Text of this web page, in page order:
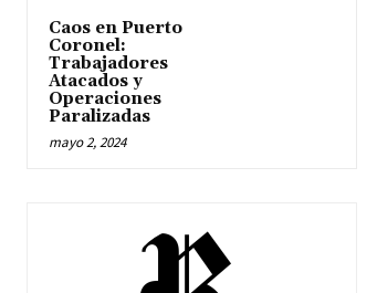
Caos en Puerto
Coronel:
Trabajadores
Atacados y
Operaciones
Paralizadas
mayo 2, 2024